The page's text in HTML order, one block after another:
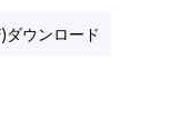
ウンロード